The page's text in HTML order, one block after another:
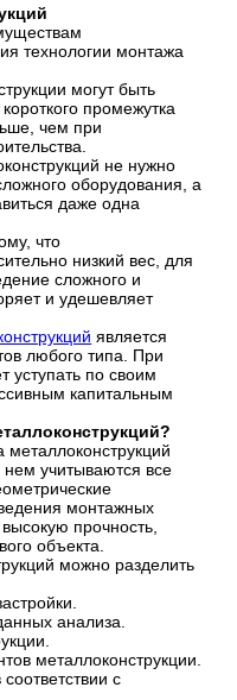
технологии монтажа
могут быть
промежутка
чем при
не нужно
оборудования, а
даже одна
что
низкий вес, для
сложного и
и удешевляет
является
любого типа. При
уступать по своим
капитальным
нем учитываются все
монтажных
прочность,
объекта.
можно разделить
анализа.
металлоконструкции.
с